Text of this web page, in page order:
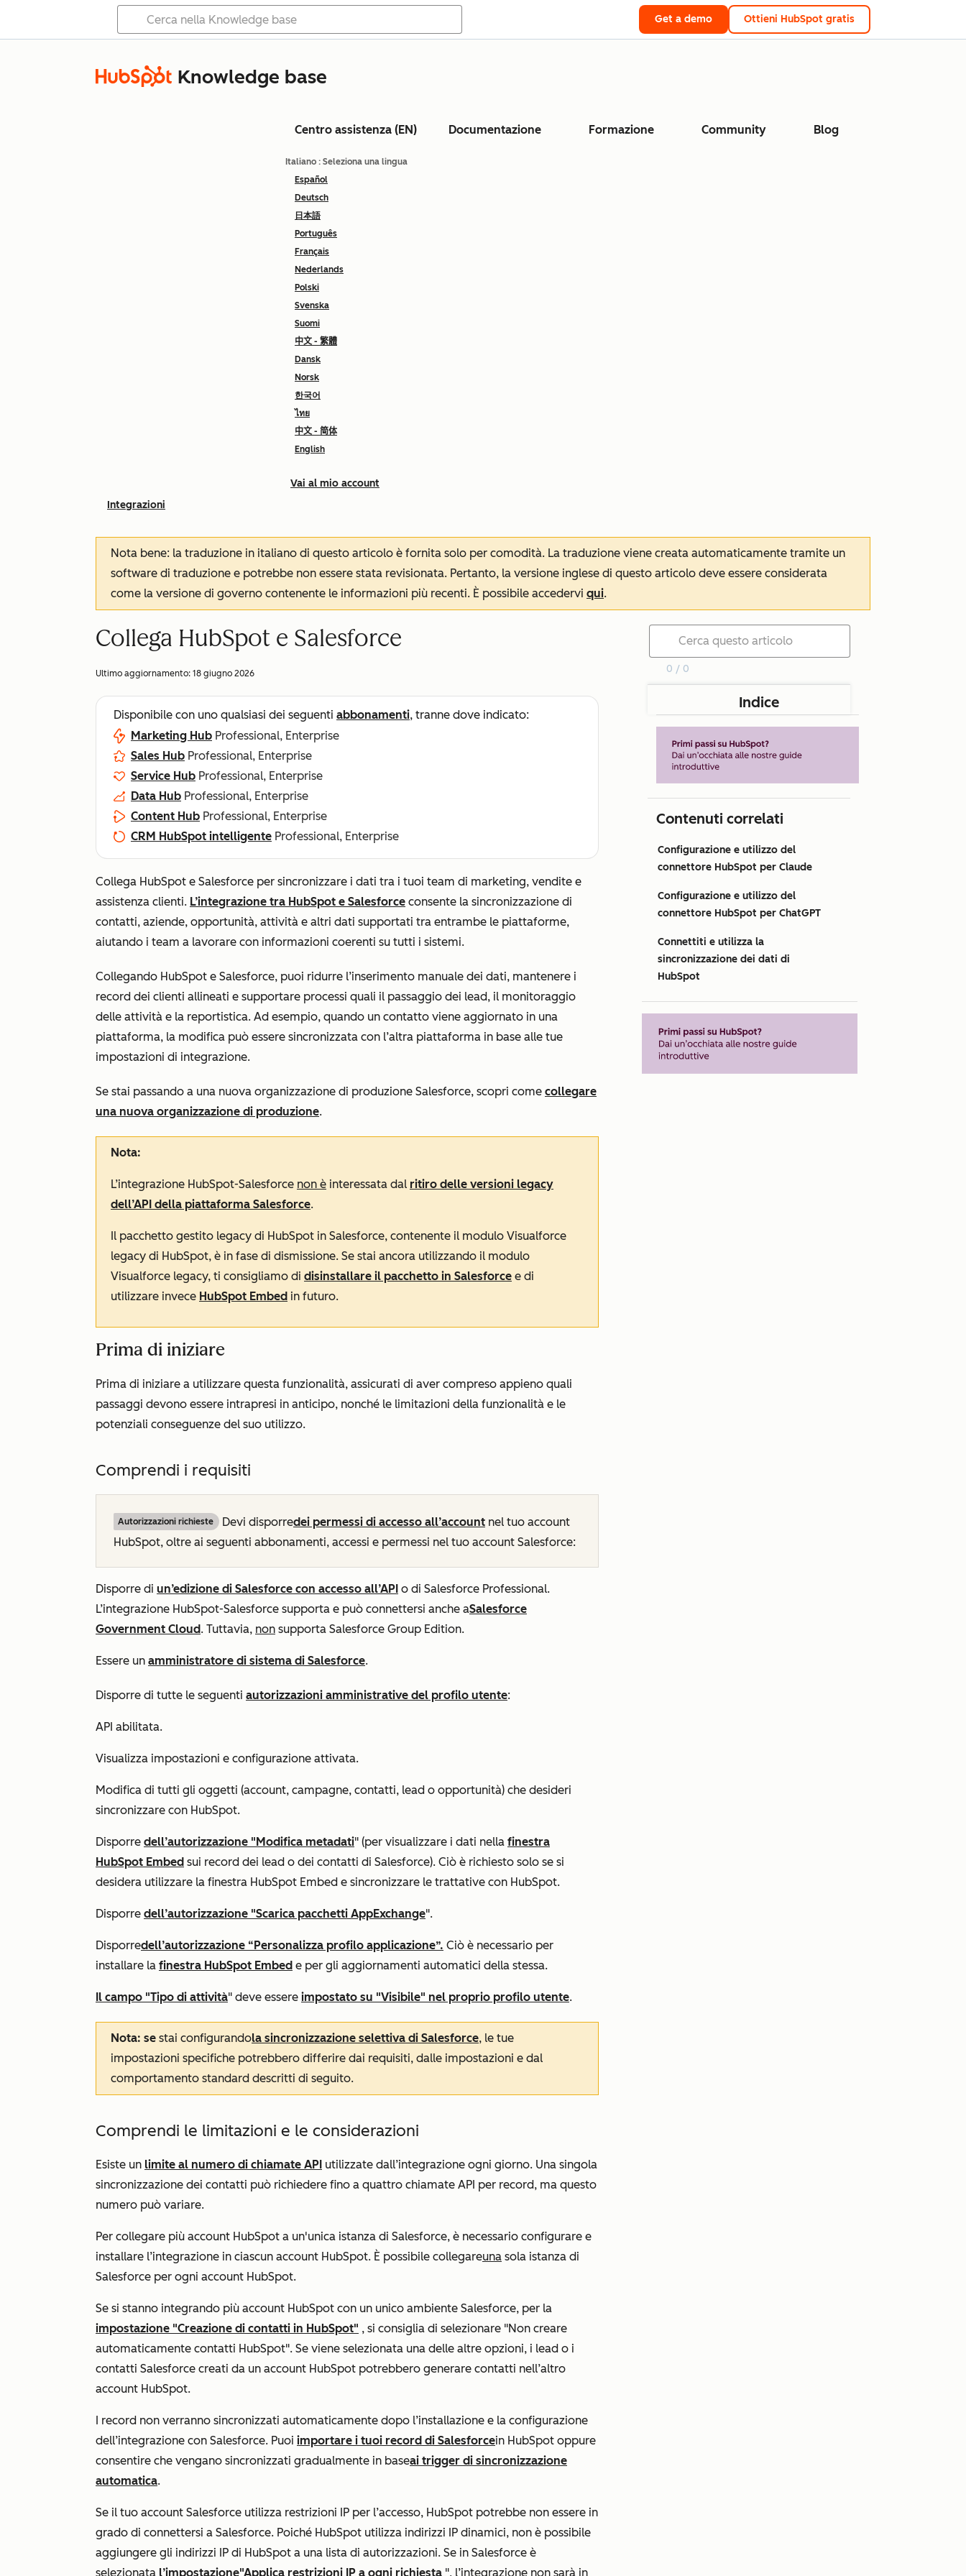
Get a demo Ottieni HubSpot gratis
Knowledge base
Centro assistenza (EN) Documentazione Formazione Community Blog
Italiano : Seleziona una lingua
Español
Deutsch
日本語
Português
Français
Nederlands
Polski
Svenska
Suomi
中文 - 繁體
Dansk
Norsk
한국어
ไทย
中文 - 简体
English
Vai al mio account
Integrazioni
Nota bene: la traduzione in italiano di questo articolo è fornita solo per comodità. La traduzione viene creata automaticamente tramite un
software di traduzione e potrebbe non essere stata revisionata. Pertanto, la versione inglese di questo articolo deve essere considerata
come la versione di governo contenente le informazioni più recenti. È possibile accedervi qui.
Collega HubSpot e Salesforce
Ultimo aggiornamento: 18 giugno 2026
Disponibile con uno qualsiasi dei seguenti abbonamenti, tranne dove indicato:
Marketing Hub Professional, Enterprise
Sales Hub Professional, Enterprise
Service Hub Professional, Enterprise
Data Hub Professional, Enterprise
Content Hub Professional, Enterprise
CRM HubSpot intelligente Professional, Enterprise
Collega HubSpot e Salesforce per sincronizzare i dati tra i tuoi team di marketing, vendite e
assistenza clienti. L’integrazione tra HubSpot e Salesforce consente la sincronizzazione di
contatti, aziende, opportunità, attività e altri dati supportati tra entrambe le piattaforme,
aiutando i team a lavorare con informazioni coerenti su tutti i sistemi.
Collegando HubSpot e Salesforce, puoi ridurre l’inserimento manuale dei dati, mantenere i
record dei clienti allineati e supportare processi quali il passaggio dei lead, il monitoraggio
delle attività e la reportistica. Ad esempio, quando un contatto viene aggiornato in una
piattaforma, la modifica può essere sincronizzata con l’altra piattaforma in base alle tue
impostazioni di integrazione.
Se stai passando a una nuova organizzazione di produzione Salesforce, scopri come collegare
una nuova organizzazione di produzione.
Nota:
L’integrazione HubSpot-Salesforce non è interessata dal ritiro delle versioni legacy
dell’API della piattaforma Salesforce.
Il pacchetto gestito legacy di HubSpot in Salesforce, contenente il modulo Visualforce
legacy di HubSpot, è in fase di dismissione. Se stai ancora utilizzando il modulo
Visualforce legacy, ti consigliamo di disinstallare il pacchetto in Salesforce e di
utilizzare invece HubSpot Embed in futuro.
Prima di iniziare
Prima di iniziare a utilizzare questa funzionalità, assicurati di aver compreso appieno quali
passaggi devono essere intrapresi in anticipo, nonché le limitazioni della funzionalità e le
potenziali conseguenze del suo utilizzo.
Comprendi i requisiti
Autorizzazioni richieste Devi disporredei permessi di accesso all’account nel tuo account
HubSpot, oltre ai seguenti abbonamenti, accessi e permessi nel tuo account Salesforce:
Disporre di un’edizione di Salesforce con accesso all’API o di Salesforce Professional.
L’integrazione HubSpot-Salesforce supporta e può connettersi anche aSalesforce
Government Cloud. Tuttavia, non supporta Salesforce Group Edition.
Essere un amministratore di sistema di Salesforce.
Disporre di tutte le seguenti autorizzazioni amministrative del profilo utente:
API abilitata.
Visualizza impostazioni e configurazione attivata.
Modifica di tutti gli oggetti (account, campagne, contatti, lead o opportunità) che desideri
sincronizzare con HubSpot.
Disporre dell’autorizzazione "Modifica metadati" (per visualizzare i dati nella finestra
HubSpot Embed sui record dei lead o dei contatti di Salesforce). Ciò è richiesto solo se si
desidera utilizzare la finestra HubSpot Embed e sincronizzare le trattative con HubSpot.
Disporre dell’autorizzazione "Scarica pacchetti AppExchange".
Disporredell’autorizzazione “Personalizza profilo applicazione”. Ciò è necessario per
installare la finestra HubSpot Embed e per gli aggiornamenti automatici della stessa.
Il campo "Tipo di attività" deve essere impostato su "Visibile" nel proprio profilo utente.
Nota: se stai configurandola sincronizzazione selettiva di Salesforce, le tue
impostazioni specifiche potrebbero differire dai requisiti, dalle impostazioni e dal
comportamento standard descritti di seguito.
Comprendi le limitazioni e le considerazioni
Esiste un limite al numero di chiamate API utilizzate dall’integrazione ogni giorno. Una singola
sincronizzazione dei contatti può richiedere fino a quattro chiamate API per record, ma questo
numero può variare.
Per collegare più account HubSpot a un'unica istanza di Salesforce, è necessario configurare e
installare l’integrazione in ciascun account HubSpot. È possibile collegareuna sola istanza di
Salesforce per ogni account HubSpot.
Se si stanno integrando più account HubSpot con un unico ambiente Salesforce, per la
impostazione "Creazione di contatti in HubSpot" , si consiglia di selezionare "Non creare
automaticamente contatti HubSpot". Se viene selezionata una delle altre opzioni, i lead o i
contatti Salesforce creati da un account HubSpot potrebbero generare contatti nell’altro
account HubSpot.
I record non verranno sincronizzati automaticamente dopo l’installazione e la configurazione
dell’integrazione con Salesforce. Puoi importare i tuoi record di Salesforcein HubSpot oppure
consentire che vengano sincronizzati gradualmente in baseai trigger di sincronizzazione
automatica.
Se il tuo account Salesforce utilizza restrizioni IP per l’accesso, HubSpot potrebbe non essere in
grado di connettersi a Salesforce. Poiché HubSpot utilizza indirizzi IP dinamici, non è possibile
aggiungere gli indirizzi IP di HubSpot a una lista di autorizzazioni. Se in Salesforce è
selezionata l’impostazione"Applica restrizioni IP a ogni richiesta ", l’integrazione non sarà in
0 / 0
Indice
Contenuti correlati
Configurazione e utilizzo del
connettore HubSpot per Claude
Configurazione e utilizzo del
connettore HubSpot per ChatGPT
Connettiti e utilizza la
sincronizzazione dei dati di
HubSpot